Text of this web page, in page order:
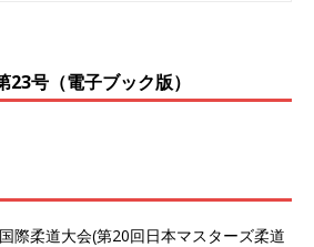
号（電子ブック版）
際柔道大会(第20回日本マスターズ柔道